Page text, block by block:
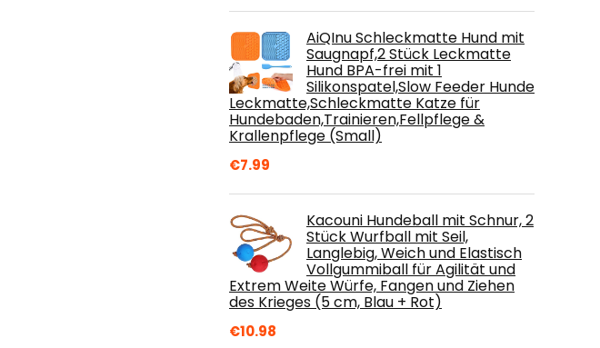
AiQInu Schleckmatte Hund mit
Saugnapf,2 Stück Leckmatte
Hund BPA-frei mit 1
Silikonspatel,Slow Feeder Hunde
Leckmatte,Schleckmatte Katze für
Hundebaden,Trainieren,Fellpflege &
Krallenpflege (Small)
€7.99
Kacouni Hundeball mit Schnur, 2
Stück Wurfball mit Seil,
Langlebig, Weich und Elastisch
Vollgummiball für Agilität und
Extrem Weite Würfe, Fangen und Ziehen
des Krieges (5 cm, Blau + Rot)
€10.98